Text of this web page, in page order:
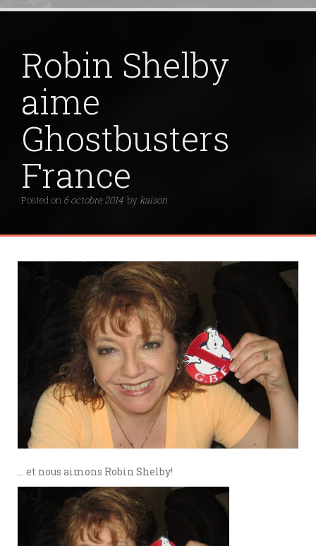
Robin Shelby
aime
Ghostbusters
France
Posted on 6 octobre 2014 bykaison
… et nous aimons Robin Shelby!